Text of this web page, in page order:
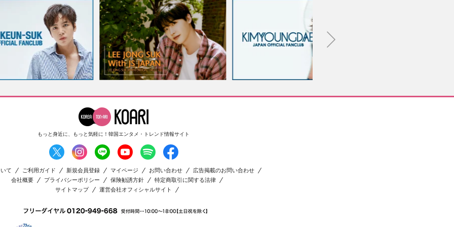
もっと身近に、もっと気軽に！ 韓国エンタメ・トレンド情報サイト
て ご利用ガイド 新規会員登録 マイページ お問い合わせ
広告掲載のお問い合わせ
会社概要
プライバシーポリシー 保険勧誘方針
特定商取引に関する法律
サイトマップ
運営会社オフィシャルサイト